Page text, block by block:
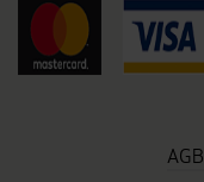
AGB